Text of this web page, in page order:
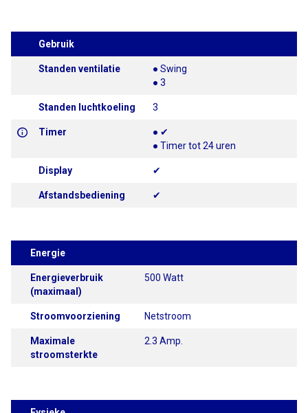
Gebruik
Standen ventilatie
● Swing
● 3
Standen luchtkoeling 3
Timer
● ✔
● Timer tot 24 uren
Display ✔
Afstandsbediening ✔
Energie
Energieverbruik
(maximaal)
500 Watt
Stroomvoorziening Netstroom
Maximale
stroomsterkte
2.3 Amp.